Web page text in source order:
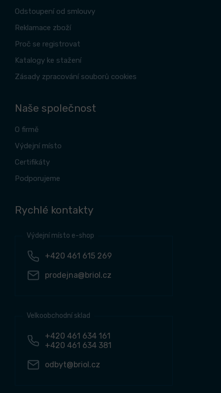
Odstoupení od smlouvy
Reklamace zboží
Proč se registrovat
Katalogy ke stažení
Zásady zpracování souborů cookies
Naše společnost
O firmě
Výdejní místo
Certifikáty
Podporujeme
Rychlé kontakty
Výdejní místo e-shop
+420 461 615 269
prodejna@briol.cz
Velkoobchodní sklad
+420 461 634 161
+420 461 634 381
odbyt@briol.cz